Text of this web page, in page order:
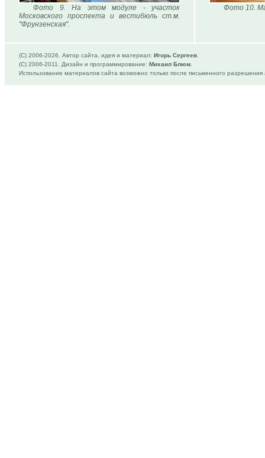
Фото 9. На этом модуле - участок
Московского проспекта и вестибюль ст.м.
"Фрунзенская".
Фото 10.
(C) 2006-2026. Автор сайта, идея и материал: Игорь Сергеев
(C) 2006-2011. Дизайн и программирование: Михаил Блюм
Использование материалов сайта возможно только после письменного разрешения